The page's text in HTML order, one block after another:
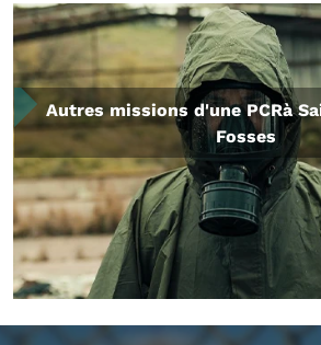
Autres missions d'une PCRà
Fosses